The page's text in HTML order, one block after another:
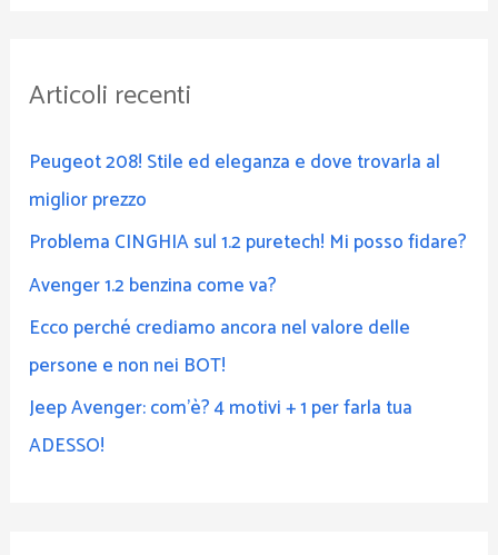
a
Articoli recenti
Peugeot 208! Stile ed eleganza e dove trovarla al
miglior prezzo
Problema CINGHIA sul 1.2 puretech! Mi posso fidare?
Avenger 1.2 benzina come va?
Ecco perché crediamo ancora nel valore delle
persone e non nei BOT!
Jeep Avenger: com’è? 4 motivi + 1 per farla tua
ADESSO!